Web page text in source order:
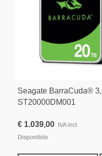
Seagate BarraCuda®
ST20000DM001
€ 1.039,00
IVA incl.
Disponibile